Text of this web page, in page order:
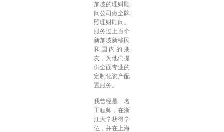
加坡的理财顾
问公司做全牌
照理财顾问。
服务过上百个
新加坡新移民
和国内的朋
友，为他们提
供全面专业的
定制化资产配
置服务。
我曾经是一名
工程师，在浙
江大学获得学
位，并在上海